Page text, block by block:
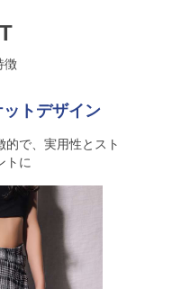
徴
トデザイン
で、実用性とスト
トに